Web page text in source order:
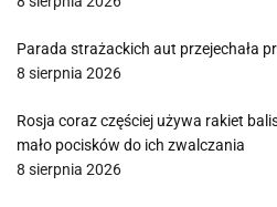
Parada strażackich aut przejechała
8 sierpnia 2026
Rosja coraz częściej używa rakiet
mało pocisków do ich zwalczania
8 sierpnia 2026